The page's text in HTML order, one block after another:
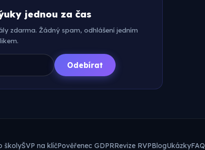
jednou za čas
zdarma. Žádný spam, odhlášení jedním
Odebírat
školyŠVP na klíčPověřenec GDPRRevize RVPBlogUkázkyFAQ